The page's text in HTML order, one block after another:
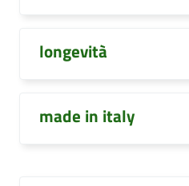
longevità
made in italy